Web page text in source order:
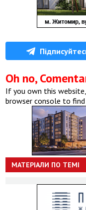
Oh no,
If you own this
browser console to
МАТЕРІАЛИ ПО ТЕМІ